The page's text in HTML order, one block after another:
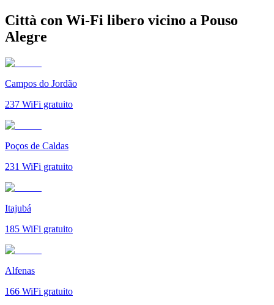
Città con Wi-Fi libero vicino a Pouso
Alegre
Campos do Jordão
237 WiFi gratuito
Poços de Caldas
231 WiFi gratuito
Itajubá
185 WiFi gratuito
Alfenas
166 WiFi gratuito